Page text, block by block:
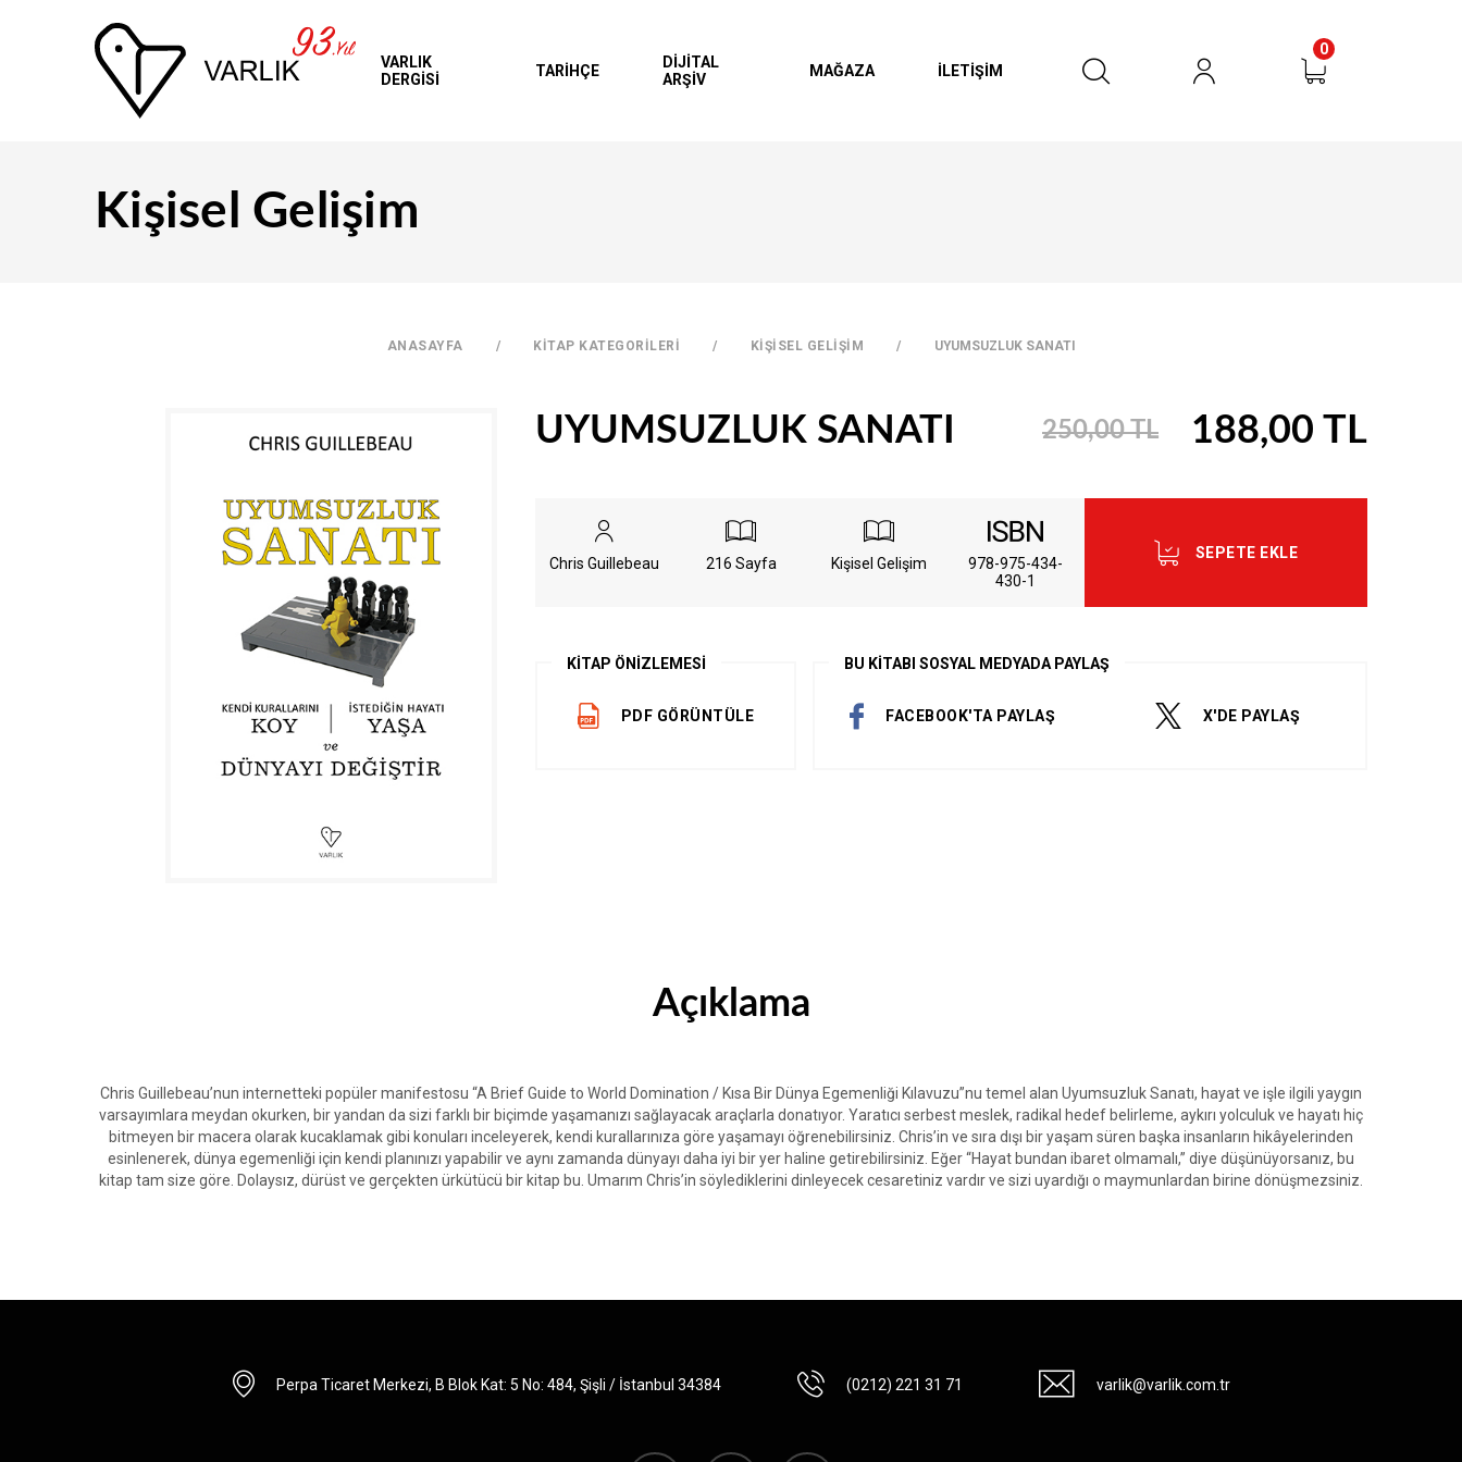
VARLIK
DERGİSİ
TARİHÇE
DİJİTAL
ARŞİV
MAĞAZA İLETİŞİM
Üye Girişi
0
Kişisel Gelişim
ANASAYFA KİTAP KATEGORİLERİ KİŞİSEL GELİŞİM UYUMSUZLUK SANATI
UYUMSUZLUK SANATI 250,00 TL 188,00 TL
Chris Guillebeau 216 Sayfa Kişisel Gelişim
978-975-434-
430-1
SEPETE EKLE
KİTAP ÖNİZLEMESİ
PDF GÖRÜNTÜLE
BU KİTABI SOSYAL MEDYADA PAYLAŞ
FACEBOOK'TA PAYLAŞ X'DE PAYLAŞ
Açıklama
Chris Guillebeau’nun internetteki popüler manifestosu “A Brief Guide to World Domination / Kısa Bir Dünya Egemenliği Kılavuzu”nu temel alan Uyumsuzluk Sanatı, hayat ve işle ilgili yaygın
varsayımlara meydan okurken, bir yandan da sizi farklı bir biçimde yaşamanızı sağlayacak araçlarla donatıyor. Yaratıcı serbest meslek, radikal hedef belirleme, aykırı yolculuk ve hayatı hiç
bitmeyen bir macera olarak kucaklamak gibi konuları inceleyerek, kendi kurallarınıza göre yaşamayı öğrenebilirsiniz. Chris’in ve sıra dışı bir yaşam süren başka insanların hikâyelerinden
esinlenerek, dünya egemenliği için kendi planınızı yapabilir ve aynı zamanda dünyayı daha iyi bir yer haline getirebilirsiniz. Eğer “Hayat bundan ibaret olmamalı,” diye düşünüyorsanız, bu
kitap tam size göre. Dolaysız, dürüst ve gerçekten ürkütücü bir kitap bu. Umarım Chris’in söylediklerini dinleyecek cesaretiniz vardır ve sizi uyardığı o maymunlardan birine dönüşmezsiniz.
Perpa Ticaret Merkezi, B Blok Kat: 5 No: 484, Şişli / İstanbul 34384 (0212) 221 31 71 varlik@varlik.com.tr